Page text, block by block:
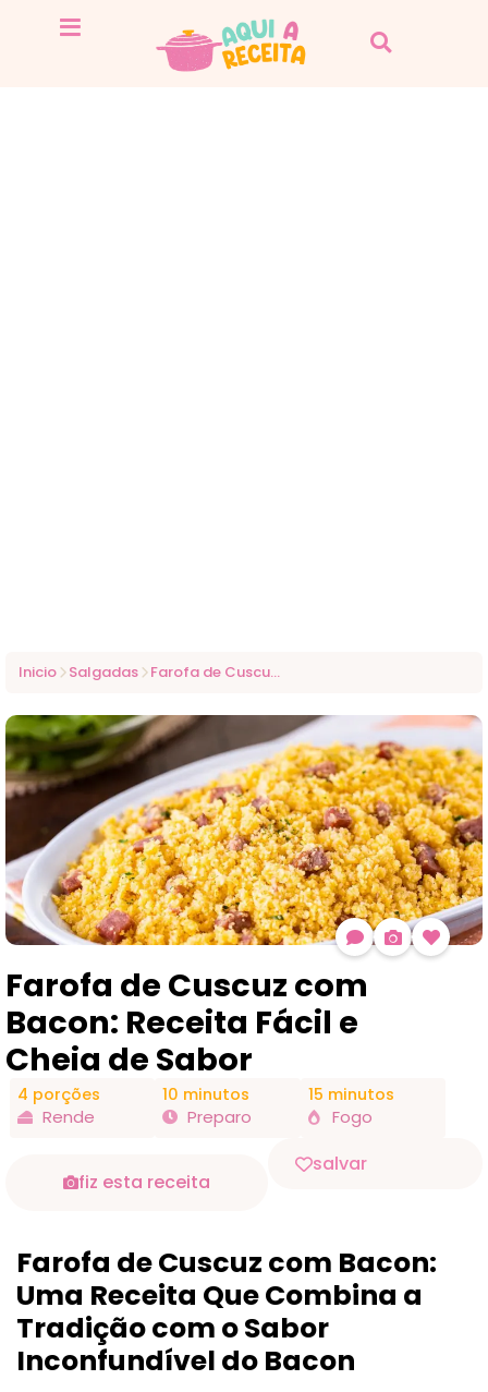
Inicio Salgadas Farofa de Cuscuz com Bacon: Receita Fácil e Cheia de Sabor
Farofa de Cuscuz com
Bacon: Receita Fácil e
Cheia de Sabor
4 porções
Rende
10 minutos
Preparo
15 minutos
Fogo
fiz esta receita
salvar
Farofa de Cuscuz com Bacon:
Uma Receita Que Combina a
Tradição com o Sabor
Inconfundível do Bacon